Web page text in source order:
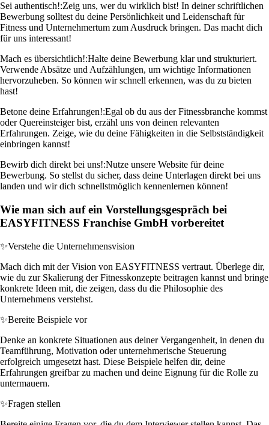
Sei authentisch!:Zeig uns, wer du wirklich bist! In deiner schriftlichen
Bewerbung solltest du deine Persönlichkeit und Leidenschaft für
Fitness und Unternehmertum zum Ausdruck bringen. Das macht dich
für uns interessant!
Mach es übersichtlich!:Halte deine Bewerbung klar und strukturiert.
Verwende Absätze und Aufzählungen, um wichtige Informationen
hervorzuheben. So können wir schnell erkennen, was du zu bieten
hast!
Betone deine Erfahrungen!:Egal ob du aus der Fitnessbranche kommst
oder Quereinsteiger bist, erzähl uns von deinen relevanten
Erfahrungen. Zeige, wie du deine Fähigkeiten in die Selbstständigkeit
einbringen kannst!
Bewirb dich direkt bei uns!:Nutze unsere Website für deine
Bewerbung. So stellst du sicher, dass deine Unterlagen direkt bei uns
landen und wir dich schnellstmöglich kennenlernen können!
Wie man sich auf ein Vorstellungsgespräch bei
EASYFITNESS Franchise GmbH vorbereitet
✨Verstehe die Unternehmensvision
Mach dich mit der Vision von EASYFITNESS vertraut. Überlege dir,
wie du zur Skalierung der Fitnesskonzepte beitragen kannst und bringe
konkrete Ideen mit, die zeigen, dass du die Philosophie des
Unternehmens verstehst.
✨Bereite Beispiele vor
Denke an konkrete Situationen aus deiner Vergangenheit, in denen du
Teamführung, Motivation oder unternehmerische Steuerung
erfolgreich umgesetzt hast. Diese Beispiele helfen dir, deine
Erfahrungen greifbar zu machen und deine Eignung für die Rolle zu
untermauern.
✨Fragen stellen